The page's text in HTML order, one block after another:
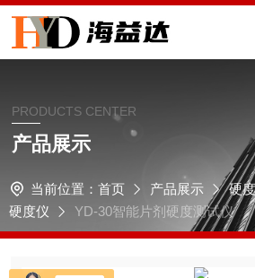
PRODUCTS CENTER
产品展示
当前位置： 首页 产品展示 硬
硬度仪
YD-30智能片剂硬度测试仪